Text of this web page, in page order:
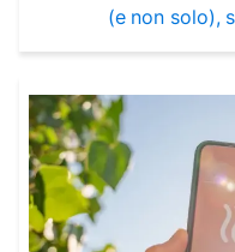
(e non solo),